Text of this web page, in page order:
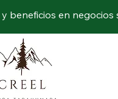
beneficios en negocios